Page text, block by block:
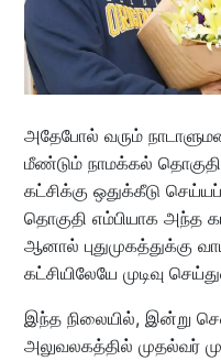
அதேபோல் வரும்
மீண்டும் நாமக்கல்
கட்சிக்கு ஒதுக்கீடு
தொகுதி எம்பியாக அந்த
ஆனால் புதுமுகத்துக்கு
கட்சியிலேயே முடிவு
இந்த நிலையில், இன்று
அலுவலகத்தில் முதல்வர்